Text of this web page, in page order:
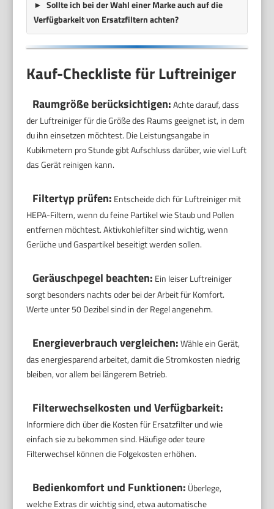
Sollte ich bei der Wahl einer Marke auch auf die
Verfügbarkeit von Ersatzfiltern achten?
Kauf-Checkliste für Luftreiniger
Raumgröße berücksichtigen:Achte darauf, dass
der Luftreiniger für die Größe des Raums geeignet ist, in dem
du ihn einsetzen möchtest. Die Leistungsangabe in
Kubikmetern pro Stunde gibt Aufschluss darüber, wie viel Luft
das Gerät reinigen kann.
Filtertyp prüfen: Entscheide dich für Luftreiniger mit
HEPA-Filtern, wenn du feine Partikel wie Staub und Pollen
entfernen möchtest. Aktivkohlefilter sind wichtig, wenn
Gerüche und Gaspartikel beseitigt werden sollen.
Geräuschpegel beachten: Ein leiser Luftreiniger
sorgt besonders nachts oder bei der Arbeit für Komfort.
Werte unter 50 Dezibel sind in der Regel angenehm.
Energieverbrauch vergleichen:Wähle ein Gerät,
das energiesparend arbeitet, damit die Stromkosten niedrig
bleiben, vor allem bei längerem Betrieb.
Filterwechselkosten und Verfügbarkeit:
Informiere dich über die Kosten für Ersatzfilter und wie
einfach sie zu bekommen sind. Häufige oder teure
Filterwechsel können die Folgekosten erhöhen.
Bedienkomfort und Funktionen: Überlege,
welche Extras dir wichtig sind, etwa automatische